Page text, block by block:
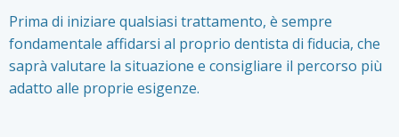
Prima di iniziare qualsiasi trattamento, è sempre
fondamentale affidarsi al proprio dentista di fiducia, che
saprà valutare la situazione e consigliare il percorso più
adatto alle proprie esigenze.